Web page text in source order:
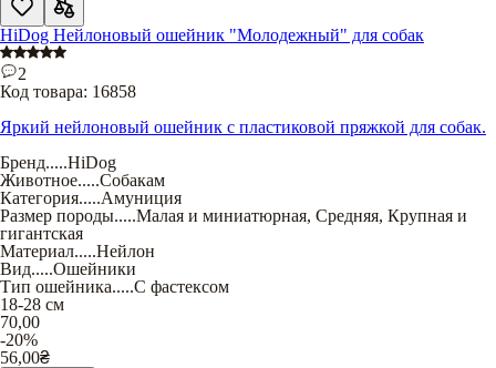
HiDog Нейлоновый ошейник "Молодежный" для собак
2
Код товара: 16858
Яркий нейлоновый ошейник с пластиковой пряжкой для собак.
Бренд.....HiDog
Животное.....Собакам
Категория.....Амуниция
Размер породы.....Малая и миниатюрная, Средняя, Крупная и
гигантская
Материал.....Нейлон
Вид.....Ошейники
Тип ошейника.....С фастексом
18-28 см
70,00
-20%
56,00₴